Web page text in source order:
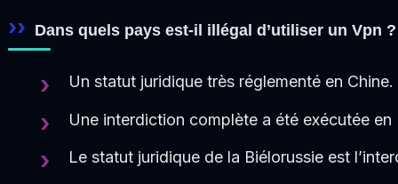
Dans quels pays est-il illégal d’utiliser un Vpn ?
Un statut juridique très réglementé en Chine.
Une interdiction complète a été exécutée en
Le statut juridique de la Biélorussie est